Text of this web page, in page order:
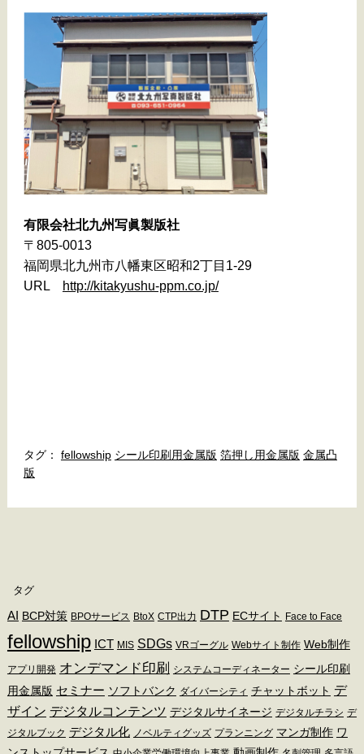
有限会社北九州写眞製版社
〒805-0013
福岡県北九州市八幡東区昭和2丁目1-29
URL
http://kitakyushu-ppm.co.jp/
fellowship シール印刷用金属版 箔押し用金属版 金属凸
版
タグ
AI BCP対策 BPOサービス BtoX CTP出力 DTP ECサイト Face to Face
fellowship ICT MIS SDGs VRゴーグル Webサイト制作 Web制作
アプリ開発 オンデマンド印刷 システムコーディネーター シール印刷
用金属版 セミナー ソフトバンク ダイバーシティ チャットボット デ
ザイン デジタルコンテンツ デジタルサイネージ デジタルチラシ デ
ジタルブック デジタル化 ノベルティグッズ プランニング マンガ制作 ワ